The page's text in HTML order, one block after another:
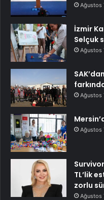
Ağustos
İzmir
Selçuk
Ağustos
Ağustos
Ağustos
TL’lik
zorlu
Ağustos